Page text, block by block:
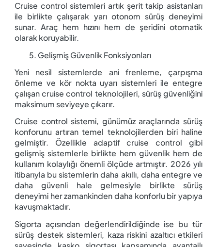
Cruise control sistemleri artık şerit takip asistanları
ile birlikte çalışarak yarı otonom sürüş deneyimi
sunar. Araç hem hızını hem de şeridini otomatik
olarak koruyabilir.
Gelişmiş Güvenlik Fonksiyonları
Yeni nesil sistemlerde ani frenleme, çarpışma
önleme ve kör nokta uyarı sistemleri ile entegre
çalışan cruise control teknolojileri, sürüş güvenliğini
maksimum seviyeye çıkarır.
Cruise control sistemi, günümüz araçlarında sürüş
konforunu artıran temel teknolojilerden biri haline
gelmiştir. Özellikle adaptif cruise control gibi
gelişmiş sistemlerle birlikte hem güvenlik hem de
kullanım kolaylığı önemli ölçüde artmıştır. 2026 yılı
itibarıyla bu sistemlerin daha akıllı, daha entegre ve
daha güvenli hale gelmesiyle birlikte sürüş
deneyimi her zamankinden daha konforlu bir yapıya
kavuşmaktadır.
Sigorta açısından değerlendirildiğinde ise bu tür
sürüş destek sistemleri, kaza riskini azaltıcı etkileri